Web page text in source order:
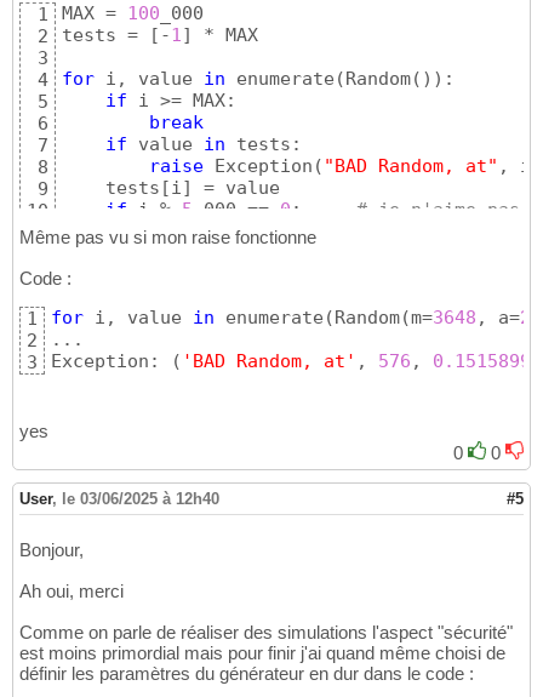
1
2
3
4
5
6
7
8
9
10
11
MAX = 100 _000
tests =
[ -1]
* MAX
for i, value in enumerate (Random( ) ) :
if i >= MAX:
break
if value in tests:
raise Exception ( "BAD Random, at" , i,
    tests
[i]
= value
if i % 5 _000 == 0 : # je n'aime pas
print(i, value)
Même pas vu si mon raise fonctionne
Code :
1
2
3
for i, value in enumerate (Random(m=3648 , a=
...
Exception:
( 'BAD Random, at' , 576 ,
yes
0
0
User, le 03/06/2025 à 12h40 #5
Bonjour,
Ah oui, merci
Comme on parle de réaliser des simulations l'aspect "sécurité"
est moins primordial mais pour finir j'ai quand même choisi de
définir les paramètres du générateur en dur dans le code :